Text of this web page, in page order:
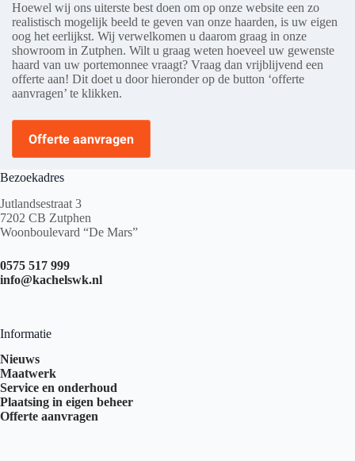
Hoewel wij ons uiterste best doen om op onze website een zo
realistisch mogelijk beeld te geven van onze haarden, is uw eigen
oog het eerlijkst. Wij verwelkomen u daarom graag in onze
showroom in Zutphen. Wilt u graag weten hoeveel uw gewenste
haard van uw portemonnee vraagt? Vraag dan vrijblijvend een
offerte aan! Dit doet u door hieronder op de button ‘offerte
aanvragen’ te klikken.
Offerte aanvragen
Bezoekadres
Jutlandsestraat 3
7202 CB Zutphen
Woonboulevard “De Mars”
0575 517 999
info@kachelswk.nl
Informatie
Nieuws
Maatwerk
Service en onderhoud
Plaatsing in eigen beheer
Offerte aanvragen